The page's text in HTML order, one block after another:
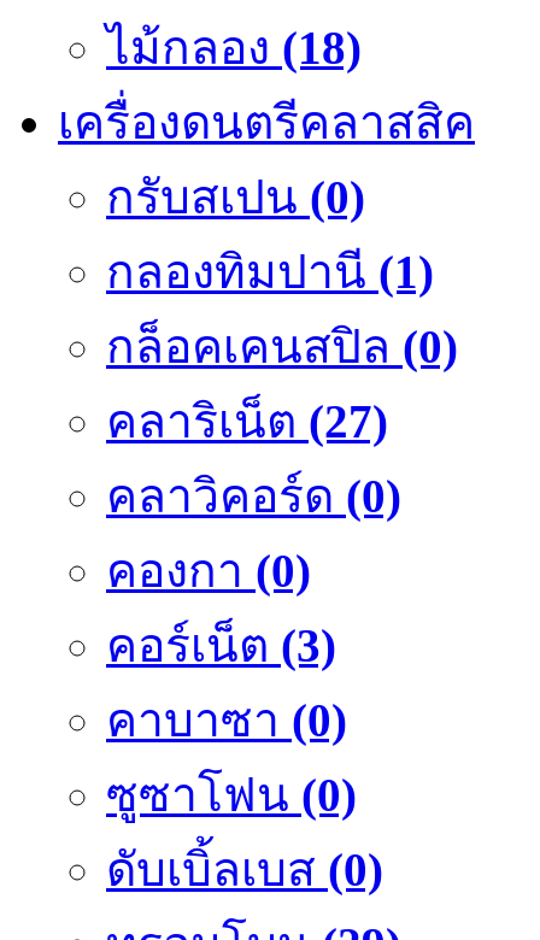
ไม้กลอง (18)
เครื่องดนตรีคลาสสิค
กรับสเปน (0)
กลองทิมปานี (1)
กล็อคเคนสปิล (0)
คลาริเน็ต (27)
คลาวิคอร์ด (0)
คองกา (0)
คอร์เน็ต (3)
คาบาซา (0)
ซูซาโฟน (0)
ดับเบิ้ลเบส (0)